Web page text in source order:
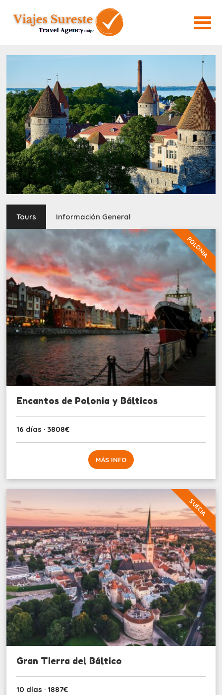
Tours Información General
POLONIA
Encantos de Polonia y Bálticos
16 días · 3808€
MÁS INFO
SUECIA
Gran Tierra del Báltico
10 días · 1887€